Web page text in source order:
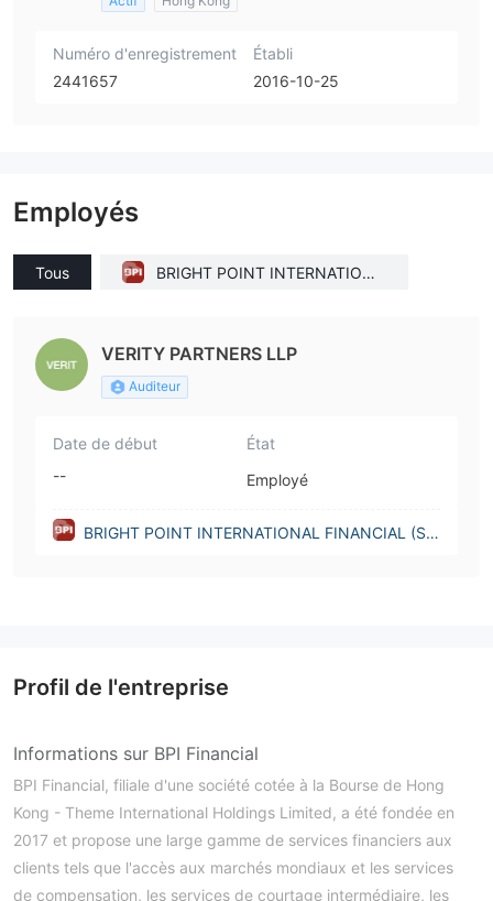
Numéro d'enregistrement
2441657
Établi
2016-10-25
Employés
Tous
BRIGHT POINT INTERNATIONA
VERITY PARTNERS LLP
Auditeur
Date de début
--
État
Employé
BRIGHT POINT INTERNATIONAL FINANCIAL (S
Profil de l'entreprise
Informations sur BPI Financial
BPI Financial, filiale d'une société cotée à la Bourse de Hong
Kong - Theme International Holdings Limited, a été fondée en
2017 et propose une large gamme de services financiers aux
clients tels que l'accès aux marchés mondiaux et les services
de compensation, les services de courtage intermédiaire, les